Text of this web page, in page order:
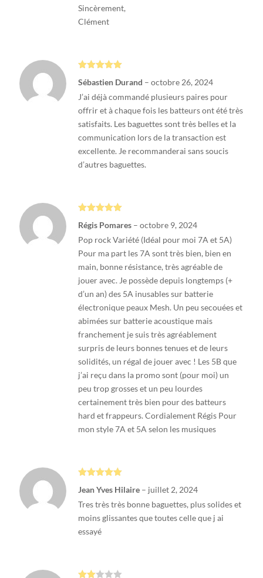
Sincèrement,
Clément
5
Sébastien Durand – octobre 26, 2024
J’ai déjà commandé plusieurs paires pour
offrir et à chaque fois les batteurs ont été très
satisfaits. Les baguettes sont très belles et la
communication lors de la transaction est
excellente. Je recommanderai sans soucis
d’autres baguettes.
5
Régis Pomares – octobre 9, 2024
Pop rock Variété (Idéal pour moi 7A et 5A)
Pour ma part les 7A sont très bien, bien en
main, bonne résistance, très agréable de
jouer avec. Je possède depuis longtemps (+
d’un an) des 5A inusables sur batterie
électronique peaux Mesh. Un peu secouées et
abimées sur batterie acoustique mais
franchement je suis très agréablement
surpris de leurs bonnes tenues et de leurs
solidités, un régal de jouer avec ! Les 5B que
j’ai reçu dans la promo sont (pour moi) un
peu trop grosses et un peu lourdes
certainement très bien pour des batteurs
hard et frappeurs. Cordialement Régis Pour
mon style 7A et 5A selon les musiques
5
Jean Yves Hilaire – juillet 2, 2024
Tres très très bonne baguettes, plus solides et
moins glissantes que toutes celle que j ai
essayé